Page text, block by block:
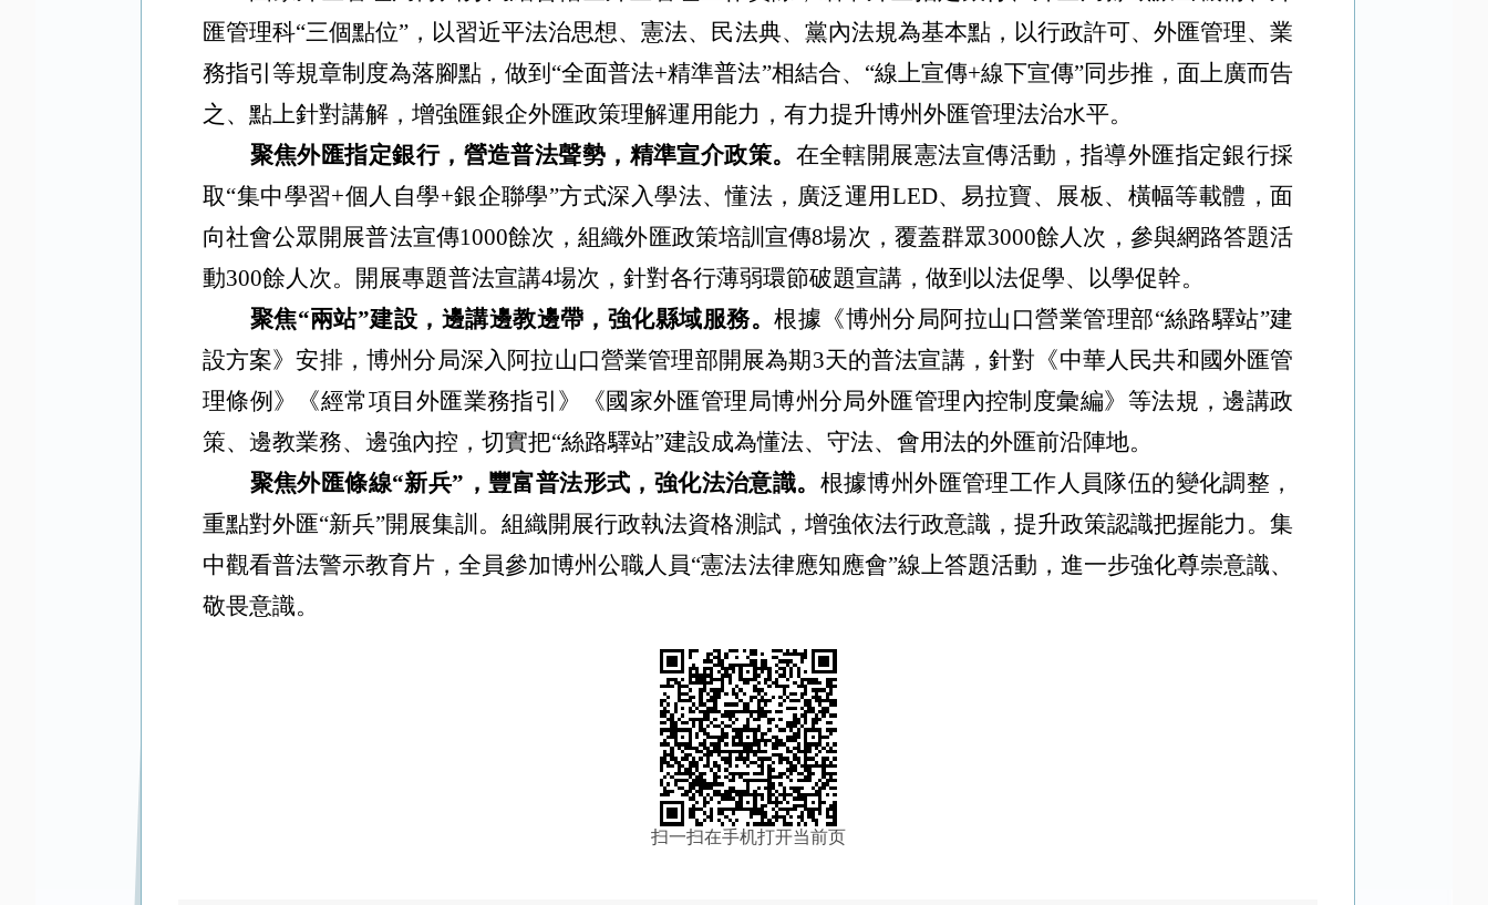
匯管理科“三個點位”，以習近平法治思想、憲法、民法典、黨內法規為基本點，以行政許可、外匯管理、業
務指引等規章制度為落腳點，做到“全面普法+精準普法”相結合、“線上宣傳+線下宣傳”同步推，面上廣而告
之、點上針對講解，增強匯銀企外匯政策理解運用能力，有力提升博州外匯管理法治水平。
聚焦外匯指定銀行，營造普法聲勢，精準宣介政策。 在全轄開展憲法宣傳活動 ，指導外匯指定銀行採
取“集中學習+個人自學+銀企聯學”方式深入學法、懂法，廣泛運用LED、易拉寶、展板、橫幅等載體，面
向社會公眾開展普法宣傳1000餘次，組織外匯政策培訓宣傳8場次，覆蓋群眾3000餘人次，參與網路答題活
動300餘人次。 開展專題普法宣講4場次，針對各行薄弱環節破題宣講，做到以法促學、以學促幹。
聚焦“兩站”建設，邊講邊教邊帶，強化縣域服務。根據《博州分局阿拉山口營業管理部“絲路驛站”建
設方案》安排，博州分局深入阿拉山口營業管理部開展為期3天的普法宣講，針對《中華人民共和國外匯管
理條例》《經常項目外匯業務指引》《國家外匯管理局博州分局外匯管理內控制度彙編》等法規，邊講政
策、邊教業務、邊強內控，切實把“絲路驛站”建設成為懂法、守法、會用法的外匯前沿陣地。
聚焦外匯條線“新兵”，豐富普法形式，強化法治意識。 根據博州外匯管理工作人員隊伍的變化調整，
重點對外匯“新兵”開展集訓。組織開展行政執法資格測試，增強依法行政意識，提升政策認識把握能力。集
中觀看普法警示教育片，全員參加博州公職人員“憲法法律應知應會”線上答題活動，進一步強化尊崇意識、
敬畏意識。
扫一扫在手机打开当前页